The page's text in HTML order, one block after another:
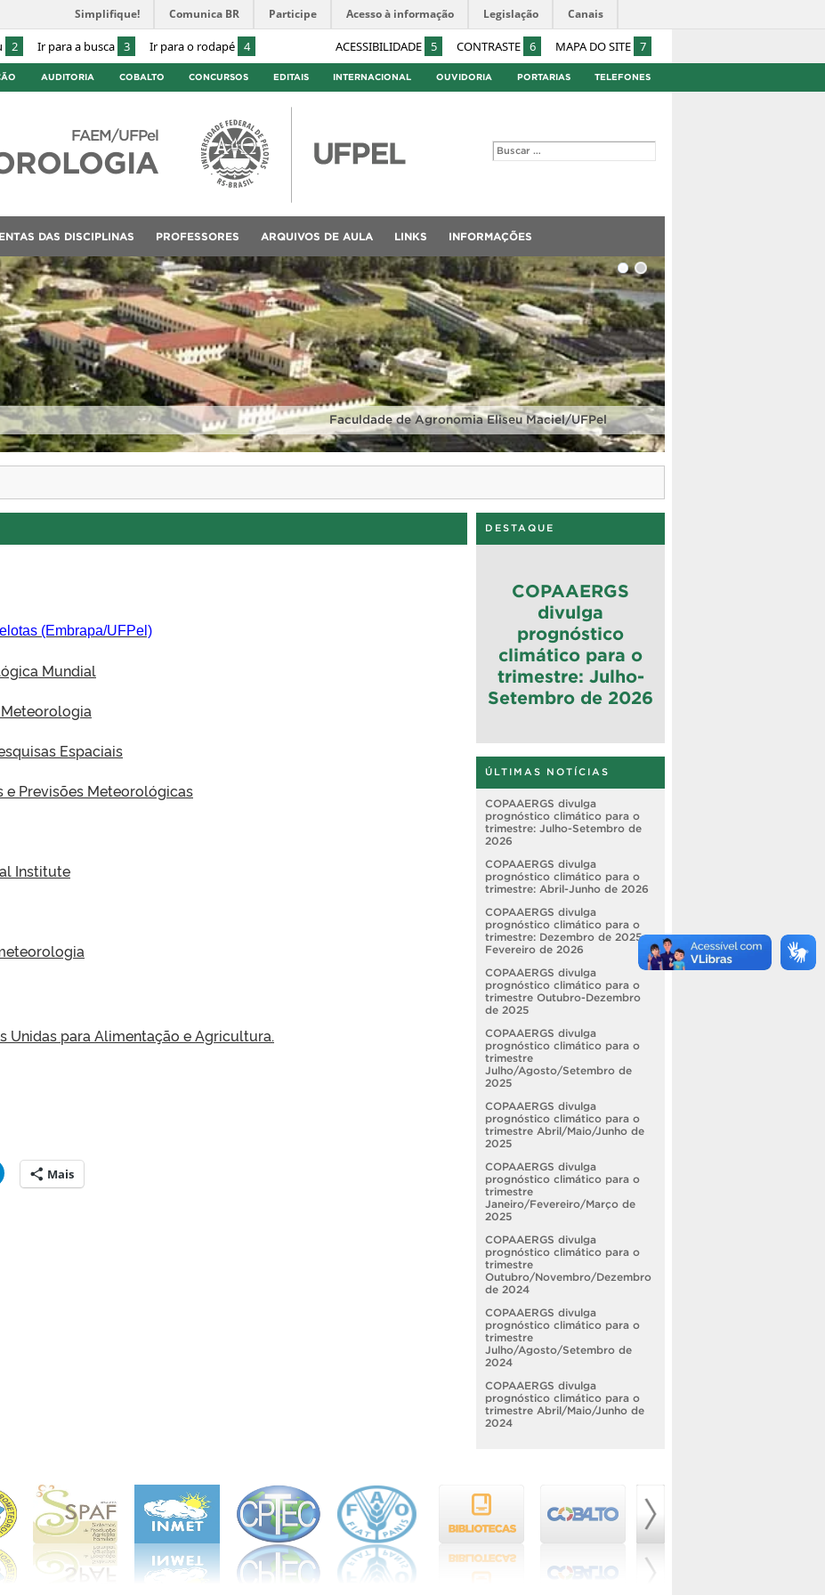
2 Ir para a busca 3 Ir para o rodapé 4 ACESSIBILIDADE 5 CONTRASTE 6 MAPA DO SITE 7
Simplifique! Comunica BR Participe Acesso à informação Legislação Canais
AUDITORIA COBALTO CONCURSOS EDITAIS INTERNACIONAL OUVIDORIA PORTARIAS TELEFONES
FAEM/UFPel
DAS DISCIPLINAS PROFESSORES ARQUIVOS DE AULA LINKS INFORMAÇÕES
Faculdade de Agronomia Eliseu Maciel/UFPel
(Embrapa/UFPel)
Mundial
Espaciais
e Previsões Meteorológicas
Institute
Unidas para Alimentação e Agricultura.
Mais
DESTAQUE
COPAAERGS
divulga
prognóstico
climático para o
trimestre: Julho-
Setembro de 2026
ÚLTIMAS NOTÍCIAS
COPAAERGS divulga
prognóstico climático para o
trimestre: Julho-Setembro de
2026
COPAAERGS divulga
prognóstico climático para o
trimestre: Abril-Junho de 2026
COPAAERGS divulga
prognóstico climático para o
trimestre: Dezembro de 2025 a
Fevereiro de 2026
COPAAERGS divulga
prognóstico climático para o
trimestre Outubro-Dezembro
de 2025
COPAAERGS divulga
prognóstico climático para o
trimestre
Julho/Agosto/Setembro de
2025
COPAAERGS divulga
prognóstico climático para o
trimestre Abril/Maio/Junho de
2025
COPAAERGS divulga
prognóstico climático para o
trimestre
Janeiro/Fevereiro/Março de
2025
COPAAERGS divulga
prognóstico climático para o
trimestre
Outubro/Novembro/Dezembro
de 2024
COPAAERGS divulga
prognóstico climático para o
trimestre
Julho/Agosto/Setembro de
2024
COPAAERGS divulga
prognóstico climático para o
trimestre Abril/Maio/Junho de
2024